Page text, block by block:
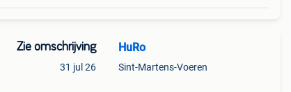
Zie omschrijving
31 jul 26
HuRo
Sint-Martens-Voeren